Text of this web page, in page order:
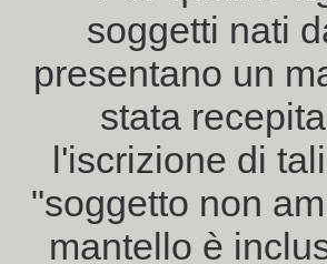
soggetti nati
presentano un
stata
l'iscrizione di
"soggetto non
mantello è